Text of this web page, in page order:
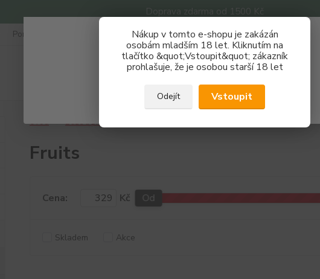
Doprava zdarma od 1500 Kč
Nákup v tomto e-shopu je zakázán
osobám mladším 18 let. Kliknutím na
tlačítko &quot;Vstoupit&quot; zákazník
prohlašuje, že je osobou starší 18 let
Odejít Vstoupit
Poradna
Hledat
Úvod Báze a příchutě
Fruits
Cena: Kč Od
Skladem Akce
Získej slevu 3%
Zaregistruj se a nakupuj se slevou právě teď!
REGISTRAČNÍ FORMULÁŘ
Zavřít